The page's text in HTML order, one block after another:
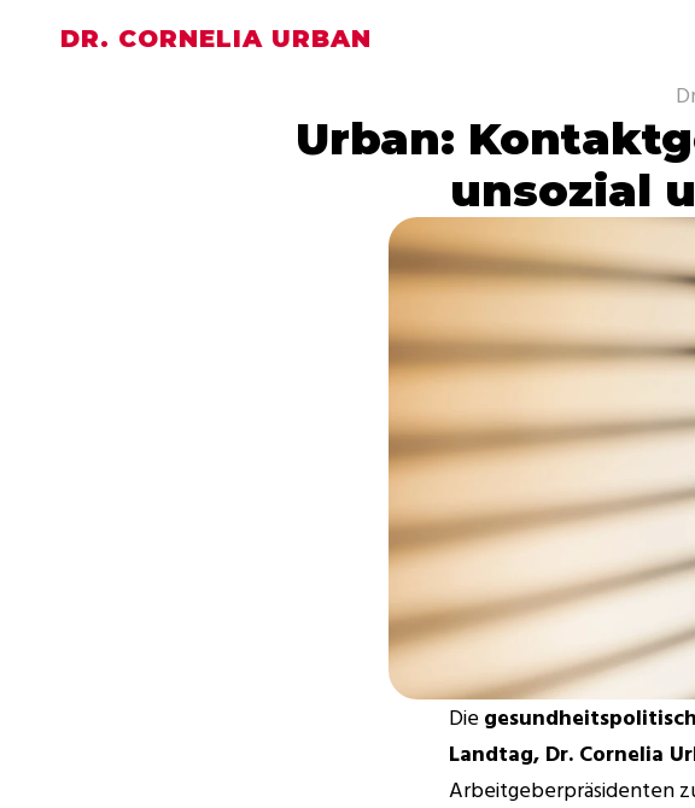
DR. CORNELIA URBAN
Urban:
unsozial
Die
Landtag, Dr. Cornelia
Arbeitgeberpräsidenten